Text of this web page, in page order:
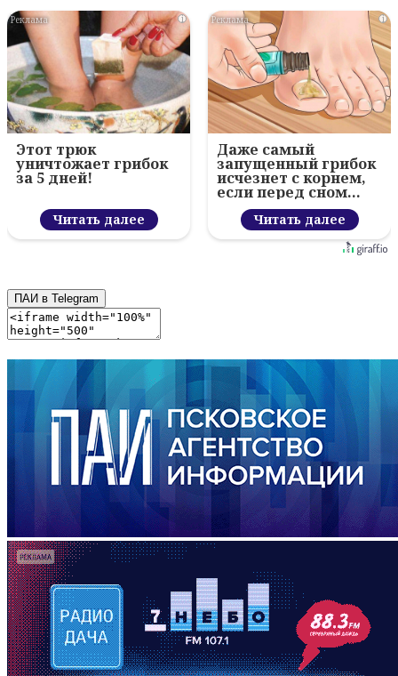
i
Этот трюк
уничтожает грибок
за 5 дней!
Читать далее
i
Даже самый
запущенный грибок
исчезнет с корнем,
если перед сном…
Читать далее
ПАИ в Telegram